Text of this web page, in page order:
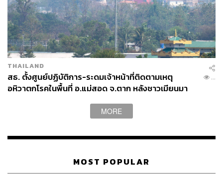
THAILAND
สธ. ตั้งศูนย์ปฏิบัติการ-ระดมเจ้าหน้าที่ติดตามเหตุ
อหิวาตกโรคในพื้นที่ อ.แม่สอด จ.ตาก หลังชาวเมียนมา
...
MORE
MOST POPULAR